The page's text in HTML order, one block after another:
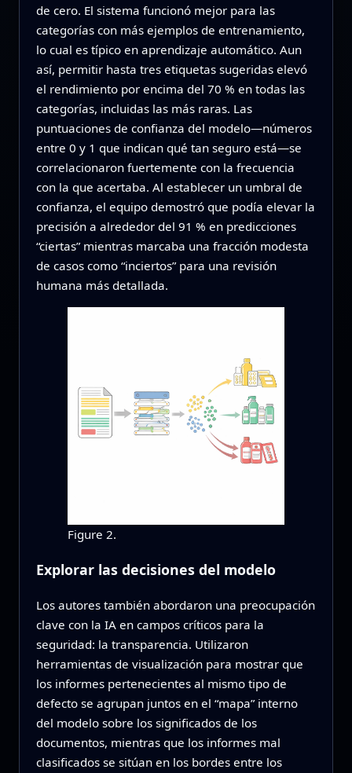
de cero. El sistema funcionó mejor para las
categorías con más ejemplos de entrenamiento,
lo cual es típico en aprendizaje automático. Aun
así, permitir hasta tres etiquetas sugeridas elevó
el rendimiento por encima del 70 % en todas las
categorías, incluidas las más raras. Las
puntuaciones de confianza del modelo—números
entre 0 y 1 que indican qué tan seguro está—se
correlacionaron fuertemente con la frecuencia
con la que acertaba. Al establecer un umbral de
confianza, el equipo demostró que podía elevar la
precisión a alrededor del 91 % en predicciones
“ciertas” mientras marcaba una fracción modesta
de casos como “inciertos” para una revisión
humana más detallada.
Figure 2.
Explorar las decisiones del modelo
Los autores también abordaron una preocupación
clave con la IA en campos críticos para la
seguridad: la transparencia. Utilizaron
herramientas de visualización para mostrar que
los informes pertenecientes al mismo tipo de
defecto se agrupan juntos en el “mapa” interno
del modelo sobre los significados de los
documentos, mientras que los informes mal
clasificados se sitúan en los bordes entre los